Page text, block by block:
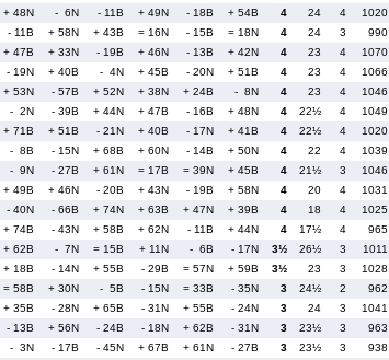
+ 48N - 6N - 11B + 49N - 18B + 54B 4 24 4
1020
- 11B + 58N + 43B = 16N - 15B = 18N 4 24 3
990
+ 47B + 33N - 19B + 46N - 13B + 42N 4 23 4
1070
- 19N + 40B - 4N + 45B - 20N + 51B 4 23 4
1066
+ 53N - 57B + 52N + 38N + 24B - 8N 4 23 4
1046
- 2N - 39B + 44N + 47B - 16B + 48N 4 22½ 4
1049
+ 71B + 51B - 21N + 40B - 17N + 41B 4 22½ 4
1020
- 8B - 15N + 68B + 60N - 14B + 50N 4 22 4
1039
- 9N - 27B + 61N = 17B = 39N + 45B 4 21½ 3
1046
+ 49B + 46N - 20B + 43N - 19B + 58N 4 20 4
1031
- 40N - 66B + 74N + 63B + 47N + 39B 4 18 4
1025
+ 74B - 43N + 58B + 62N - 11B + 44N 4 17½ 4
965
+ 62B - 7N = 15B + 11N - 6B - 17N 3½ 26½ 3
1011
+ 18B - 14N + 55B - 29B = 57N + 59B 3½ 23 3
1028
= 58B + 30N - 5B - 15N = 33B - 35N 3 24½ 2
962
+ 35B - 28N + 65B - 31N + 55B - 24N 3 24 3
1041
- 13B + 56N - 24B - 18N + 62B - 31N 3 23½ 3
963
- 3N - 17B - 45N + 67B + 61N - 27B 3 23½ 3
938